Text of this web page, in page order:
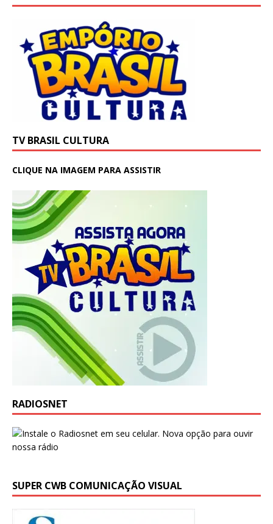
TV BRASIL CULTURA
CLIQUE NA IMAGEM PARA ASSISTIR
RADIOSNET
SUPER CWB COMUNICAÇÃO VISUAL